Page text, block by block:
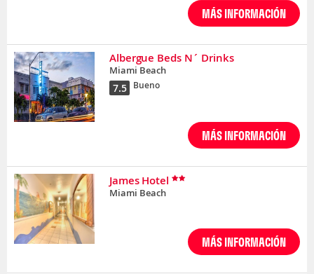
MÁS INFORMACIÓN
Albergue Beds N´ Drinks
Miami Beach
7.5 Bueno
MÁS INFORMACIÓN
James Hotel
Miami Beach
MÁS INFORMACIÓN